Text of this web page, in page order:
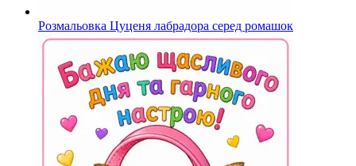
Розмальовка Цуценя лабрадора серед ромашок